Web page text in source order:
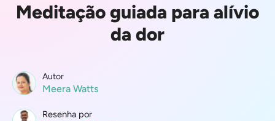
Meditação guiada para alívio
da dor
Autor
Meera Watts
Resenha por